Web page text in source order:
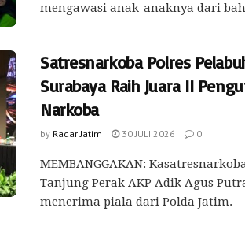
mengawasi anak-anaknya dari
Satresnarkoba Polres
Surabaya Raih Juara II
Narkoba
by Radar Jatim 30 JULI 2026 0
MEMBANGGAKAN:
Tanjung Perak AKP Adik Agus
menerima piala dari Polda Jatim.